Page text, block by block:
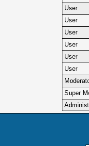
User
User
User
User
User
User
Super